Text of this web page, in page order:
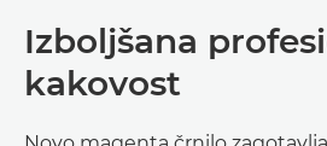
Izboljšana
kakovost